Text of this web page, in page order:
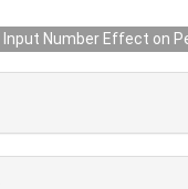
Number Effect on